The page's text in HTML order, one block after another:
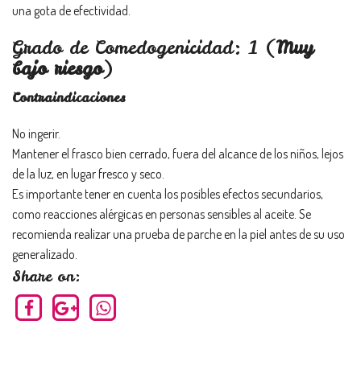
una gota de efectividad.
Grado de Comedogenicidad: 1 (Muy
bajo riesgo)
Contraindicaciones
No ingerir.
Mantener el frasco bien cerrado, fuera del alcance de los niños, lejos
de la luz, en lugar fresco y seco.
Es importante tener en cuenta los posibles efectos secundarios,
como reacciones alérgicas en personas sensibles al aceite. Se
recomienda realizar una prueba de parche en la piel antes de su uso
generalizado.
Share on: